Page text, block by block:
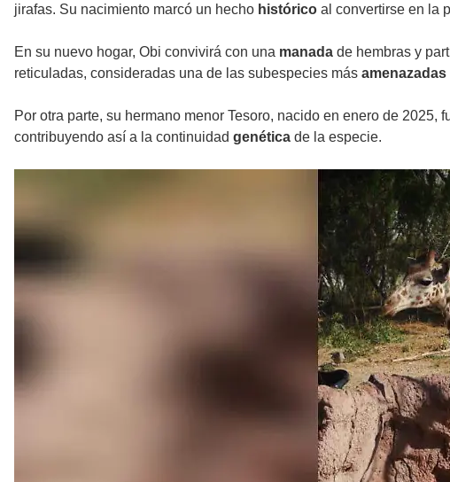
jirafas. Su nacimiento marcó un hecho histórico al convertirse en la
En su nuevo hogar, Obi convivirá con una manada de hembras y
reticuladas, consideradas una de las subespecies más amenazadas
Por otra parte, su hermano menor Tesoro, nacido en enero de
contribuyendo así a la continuidad genética de la especie.